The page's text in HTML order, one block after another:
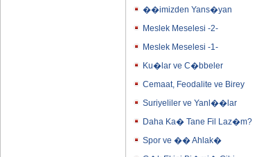
��imizden Yans�yan
Meslek Meselesi -2-
Meslek Meselesi -1-
Ku�lar ve C�bbeler
Cemaat, Feodalite ve Birey
Suriyeliler ve Yanl��lar
Daha Ka� Tane Fil Laz�m?
Spor ve �� Ahlak�